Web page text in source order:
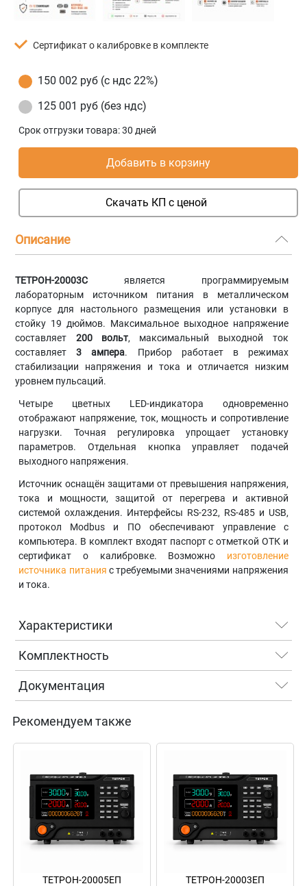
Сертификат о калибровке в комплекте
150 002 руб (с ндс 22%)
125 001 руб (без ндс)
Срок отгрузки товара:30 дней
Добавить в корзину
Скачать КП с ценой
Описание
ТЕТРОН-20003С является программируемым
лабораторным источником питания в металлическом
корпусе для настольного размещения или установки в
стойку 19 дюймов. Максимальное выходное напряжение
составляет 200 вольт, максимальный выходной ток
составляет3 ампера. Прибор работает в режимах
стабилизации напряжения и тока и отличается низким
уровнем пульсаций.
Четыре цветных LED-индикатора одновременно
отображают напряжение, ток, мощность и сопротивление
нагрузки. Точная регулировка упрощает установку
параметров. Отдельная кнопка управляет подачей
выходного напряжения.
Источник оснащён защитами от превышения напряжения,
тока и мощности, защитой от перегрева и активной
системой охлаждения. Интерфейсы RS-232, RS-485 и USB,
протокол Modbus и ПО обеспечивают управление с
компьютера. В комплект входят паспорт с отметкой ОТК и
сертификат о калибровке. Возможно изготовление
источника питания с требуемыми значениями напряжения
и тока.
Характеристики
Комплектность
Документация
Рекомендуем также
ТЕТРОН-20005ЕП ТЕТРОН-20003ЕП